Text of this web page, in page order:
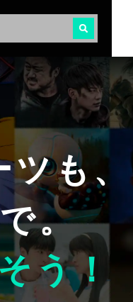
ツも、
。
う！